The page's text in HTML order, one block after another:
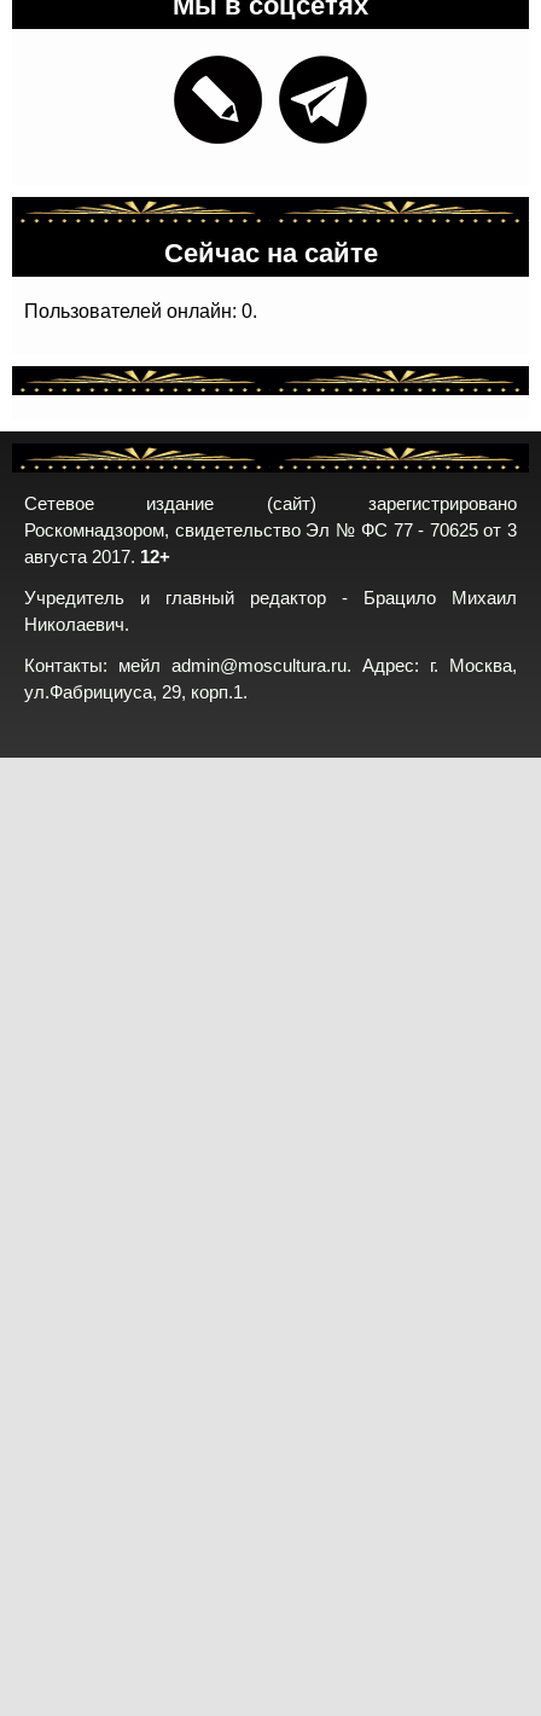
Сейчас на сайте
Пользователей онлайн: 0.
Сетевое издание (сайт) зарегистрировано
Роскомнадзором, свидетельство Эл № ФС 77 - 70625 от 3
августа 2017. 12+
Учредитель и главный редактор - Брацило Михаил
Николаевич.
Контакты: мейл admin@moscultura.ru. Адрес: г. Москва,
ул.Фабрициуса, 29, корп.1.